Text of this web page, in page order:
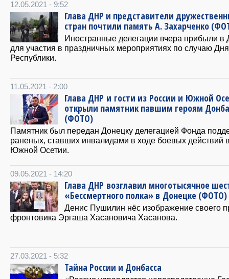
12.05.2021 - 9:52
Глава ДНР и представители
стран почтили память А. Захарченко
Иностранные делегации вчера прибыли в
для участия в праздничных мероприятиях по случаю Дня
Республики.
11.05.2021 - 2:00
Глава ДНР и гости из России и Южной
открыли памятник павшим героям
(ФОТО)
Памятник был передан Донецку делегацией Фонда
раненых, ставших инвалидами в ходе боевых действий
Южной Осетии.
09.05.2021 - 14:20
Глава ДНР возглавил многотысячное
«Бессмертного полка» в Донецке (ФОТО)
Денис Пушилин нёс изображение своего
фронтовика Эргаша Хасановича Хасанова.
27.03.2021 - 5:32
Тайна России и Донбасса